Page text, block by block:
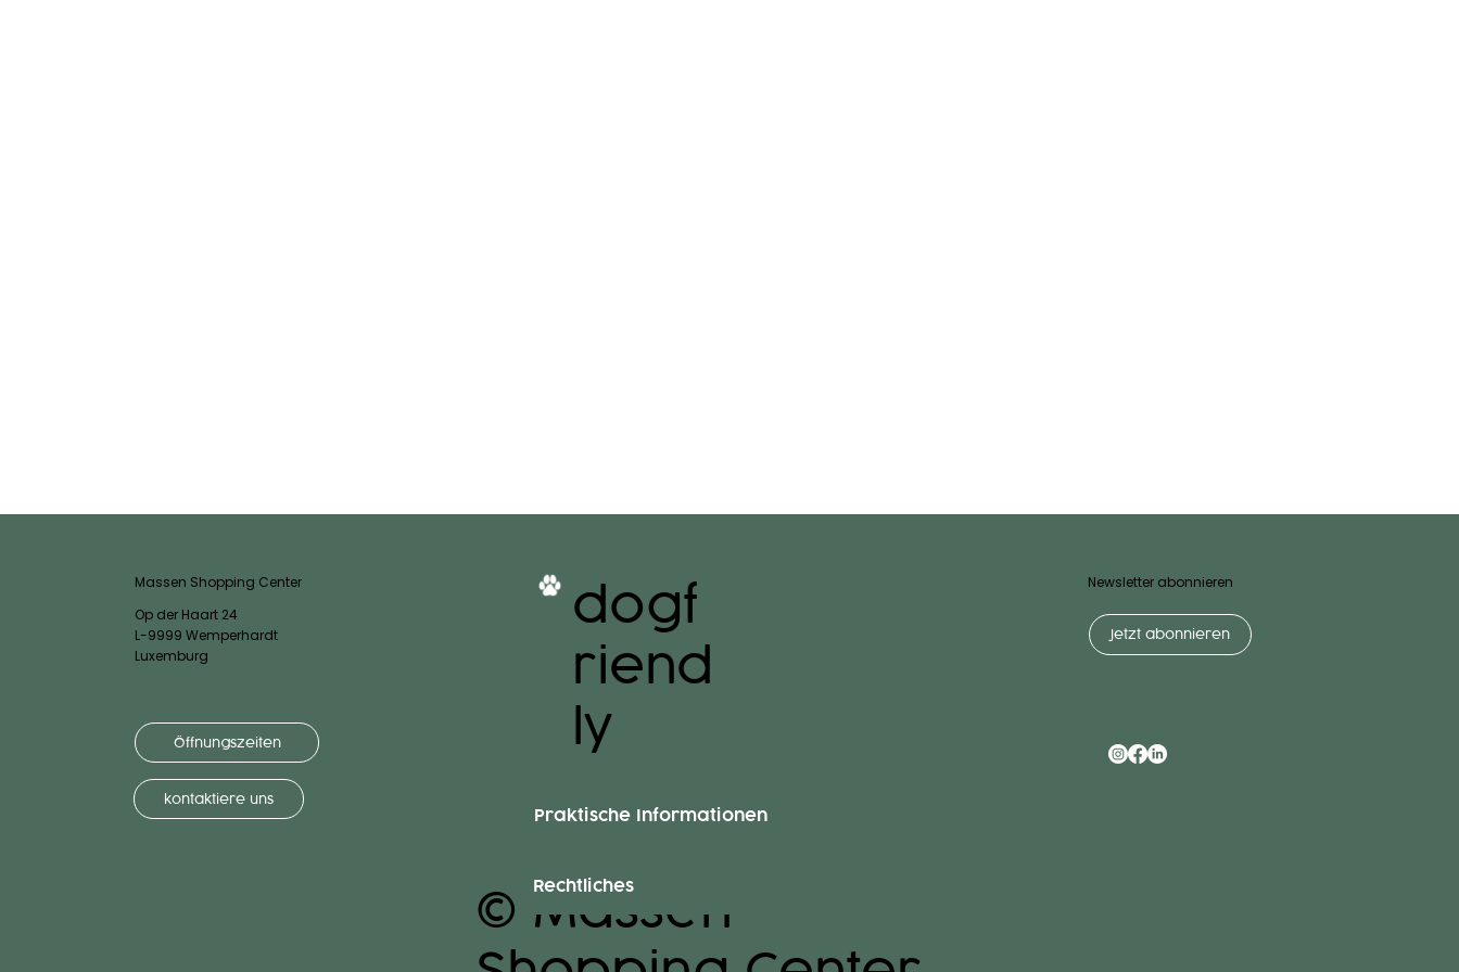
© Massen
Newsletter abonnieren
Jetzt abonnieren
dogf
riend
ly
Praktische Informationen
Rechtliches
Massen Shopping Center
Op der Haart 24
L-9999 Wemperhardt
Luxemburg
Öffnungszeiten
kontaktiere uns